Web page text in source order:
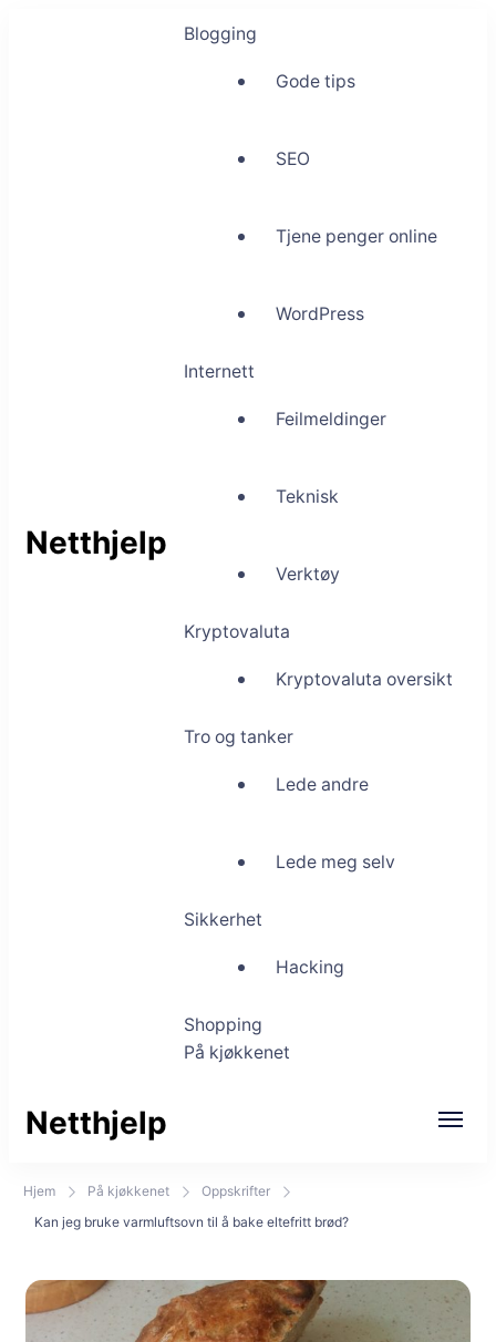
Netthjelp
Blogging
Gode tips
SEO
Tjene penger online
WordPress
Internett
Feilmeldinger
Teknisk
Verktøy
Kryptovaluta
Kryptovaluta oversikt
Tro og tanker
Lede andre
Lede meg selv
Sikkerhet
Hacking
Shopping
På kjøkkenet
Netthjelp
Hjem På kjøkkenet
Oppskrifter
Kan jeg bruke varmluftsovn til å bake eltefritt brød?